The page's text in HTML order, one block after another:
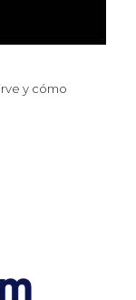
y cómo